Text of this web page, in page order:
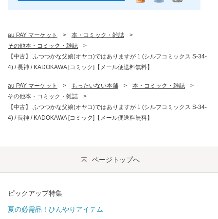
au PAY マーケット > 本・コミック・雑誌
>
その他本・コミック・雑誌
>
【中古】 ふつつかな父娘(オヤコ)ではありますが 1 (シルフコミックス S-34-
4) / 長神 / KADOKAWA [コミック]【メール便送料無料】
au PAY マーケット > もったいない本舗 > 本・コミック・雑誌
>
その他本・コミック・雑誌
>
【中古】 ふつつかな父娘(オヤコ)ではありますが 1 (シルフコミックス S-34-
4) / 長神 / KADOKAWA [コミック]【メール便送料無料】
ページトップへ
ピックアップ特集
夏の必需品！ひんやりアイテム